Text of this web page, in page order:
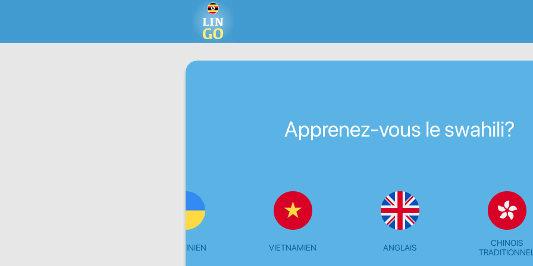
Apprenez-vous le swahili?
UKRAINIEN VIETNAMIEN ANGLAIS
CHINOIS
TRADITIONNEL